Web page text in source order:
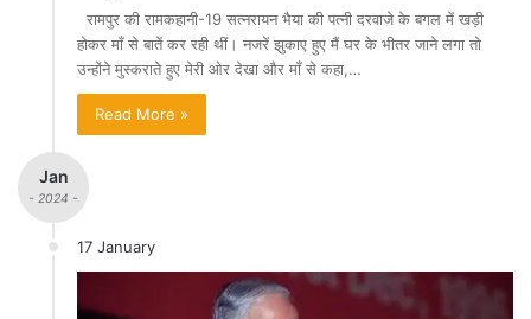
रामपुर की रामकहानी-19 सत्नरायन भैया की पत्नी दरवाजे के बगल में खड़ी
होकर माँ से बातें कर रही थीं। नजरें झुकाए हुए मैं घर के भीतर जाने लगा तो
उन्होंने मुस्कराते हुए मेरी ओर देखा और माँ से कहा,…
Read More »
Jan
- 2024 -
17 January